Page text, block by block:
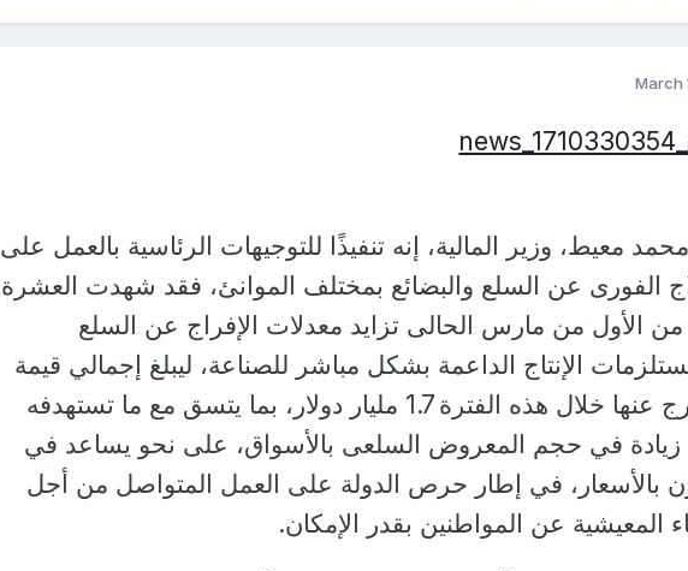
March
معيط، وزير المالية، إنه تنفيذًا للتوجيهات الرئاسية بالعمل على
الفورى عن السلع والبضائع بمختلف الموانئ، فقد شهدت العشرة
من الأول من مارس الحالى تزايد معدلات الإفراج عن السلع
الإنتاج الداعمة بشكل مباشر للصناعة، ليبلغ إجمالي قيمة
البضائع المفرج عنها خلال هذه الفترة 1.7 مليار دولار، بما يتسق مع ما تستهدفه
زيادة في حجم المعروض السلعى بالأسواق، على نحو يساعد في
بالأسعار، في إطار حرص الدولة على العمل المتواصل من أجل
المعيشية عن المواطنين بقدر الإمكان.